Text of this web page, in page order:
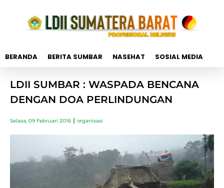
BERANDA BERITA SUMBAR NASEHAT SOSIAL MEDIA
LDII SUMBAR : WASPADA BENCANA
DENGAN DOA PERLINDUNGAN
Selasa, 09 Februari 2016 organisasi